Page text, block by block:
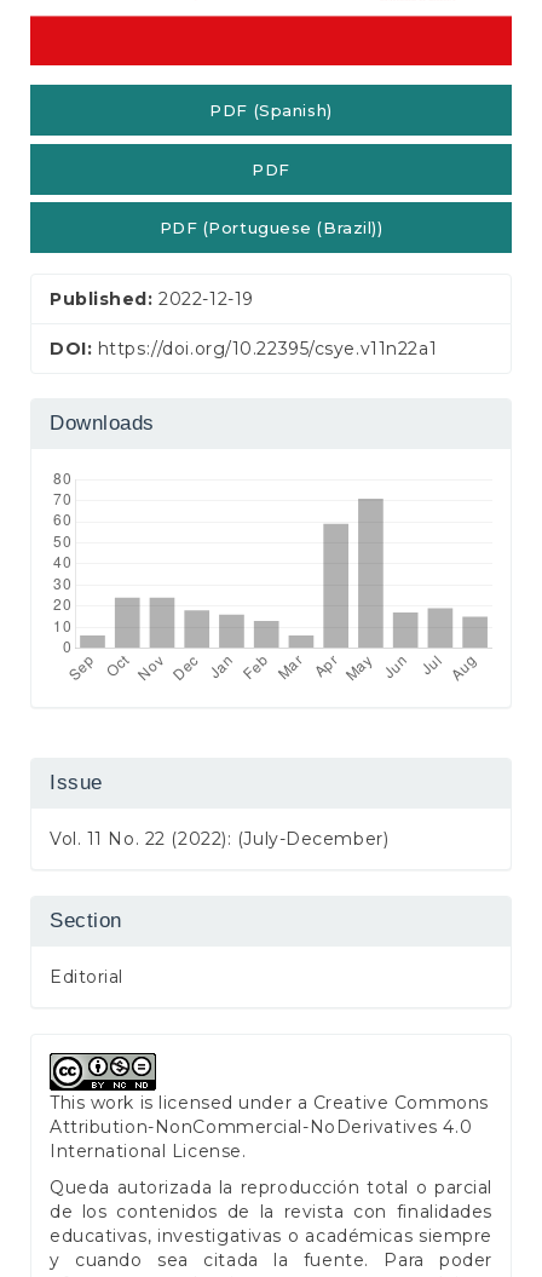
PDF (Spanish)
PDF
PDF (Portuguese (Brazil))
Published:2022-12-19
DOI: https://doi.org/10.22395/csye.v11n22a1
Downloads
Issue
Vol. 11 No. 22 (2022): (July-December)
Section
Editorial
This work is licensed under a Creative Commons
Attribution-NonCommercial-NoDerivatives 4.0
International License.
Queda autorizada la reproducción total o parcial
de los contenidos de la revista con finalidades
educativas, investigativas o académicas siempre
y cuando sea citada la fuente. Para poder